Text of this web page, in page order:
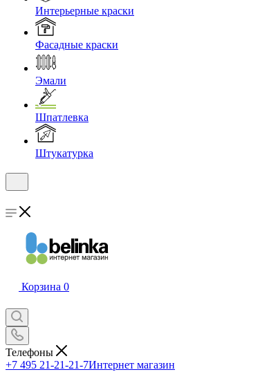
Интерьерные краски
Фасадные краски
Эмали
Шпатлевка
Штукатурка
Корзина 0
Телефоны
+7 495 21-21-21-7Интернет магазин